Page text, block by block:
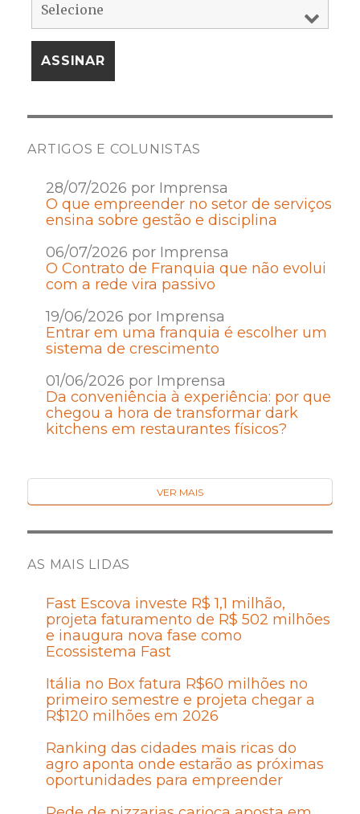
ARTIGOS E COLUNISTAS
28/07/2026 por Imprensa
O que empreender no setor de serviços
ensina sobre gestão e disciplina
06/07/2026 por Imprensa
O Contrato de Franquia que não evolui
com a rede vira passivo
19/06/2026 por Imprensa
Entrar em uma franquia é escolher um
sistema de crescimento
01/06/2026 por Imprensa
Da conveniência à experiência: por que
chegou a hora de transformar dark
kitchens em restaurantes físicos?
VER MAIS
AS MAIS LIDAS
Fast Escova investe R$ 1,1 milhão,
projeta faturamento de R$ 502 milhões
e inaugura nova fase como
Ecossistema Fast
Itália no Box fatura R$60 milhões no
primeiro semestre e projeta chegar a
R$120 milhões em 2026
Ranking das cidades mais ricas do
agro aponta onde estarão as próximas
oportunidades para empreender